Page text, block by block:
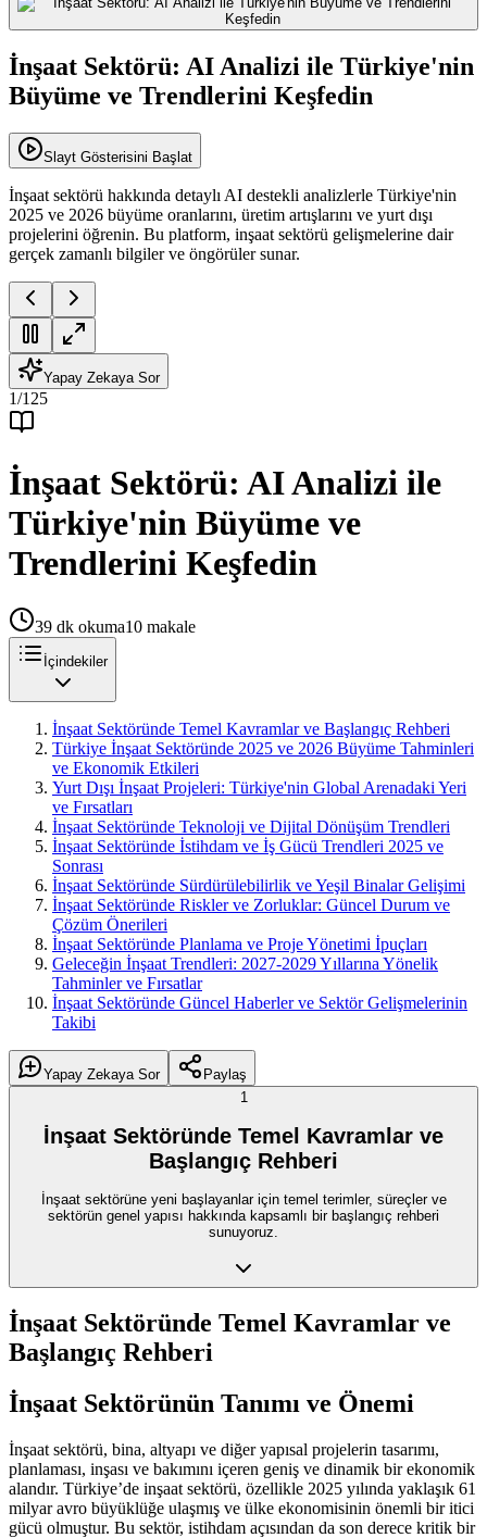
İnşaat Sektörü: AI Analizi ile Türkiye'nin
Büyüme ve Trendlerini Keşfedin
Slayt Gösterisini Başlat
İnşaat sektörü hakkında detaylı AI destekli analizlerle Türkiye'nin
2025 ve 2026 büyüme oranlarını, üretim artışlarını ve yurt dışı
projelerini öğrenin. Bu platform, inşaat sektörü gelişmelerine dair
gerçek zamanlı bilgiler ve öngörüler sunar.
Yapay Zekaya Sor
1/125
İnşaat Sektörü: AI Analizi ile
Türkiye'nin Büyüme ve
Trendlerini Keşfedin
39 dk okuma10 makale
İçindekiler
İnşaat Sektöründe Temel Kavramlar ve Başlangıç Rehberi
Türkiye İnşaat Sektöründe 2025 ve 2026 Büyüme Tahminleri
ve Ekonomik Etkileri
Yurt Dışı İnşaat Projeleri: Türkiye'nin Global Arenadaki Yeri
ve Fırsatları
İnşaat Sektöründe Teknoloji ve Dijital Dönüşüm Trendleri
İnşaat Sektöründe İstihdam ve İş Gücü Trendleri 2025 ve
Sonrası
İnşaat Sektöründe Sürdürülebilirlik ve Yeşil Binalar Gelişimi
İnşaat Sektöründe Riskler ve Zorluklar: Güncel Durum ve
Çözüm Önerileri
İnşaat Sektöründe Planlama ve Proje Yönetimi İpuçları
Geleceğin İnşaat Trendleri: 2027-2029 Yıllarına Yönelik
Tahminler ve Fırsatlar
İnşaat Sektöründe Güncel Haberler ve Sektör Gelişmelerinin
Takibi
Yapay Zekaya Sor
Paylaş
1
İnşaat Sektöründe Temel Kavramlar ve
Başlangıç Rehberi
İnşaat sektörüne yeni başlayanlar için temel terimler, süreçler ve
sektörün genel yapısı hakkında kapsamlı bir başlangıç rehberi
sunuyoruz.
İnşaat Sektöründe Temel Kavramlar ve
Başlangıç Rehberi
İnşaat Sektörünün Tanımı ve Önemi
İnşaat sektörü, bina, altyapı ve diğer yapısal projelerin tasarımı,
planlaması, inşası ve bakımını içeren geniş ve dinamik bir ekonomik
alandır. Türkiye’de inşaat sektörü, özellikle 2025 yılında yaklaşık 61
milyar avro büyüklüğe ulaşmış ve ülke ekonomisinin önemli bir itici
gücü olmuştur. Bu sektör, istihdam açısından da son derece kritik bir